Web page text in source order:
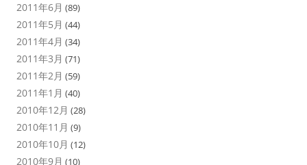
2011年6月 (89)
2011年5月 (44)
2011年4月 (34)
2011年3月 (71)
2011年2月 (59)
2011年1月 (40)
2010年12月 (28)
2010年11月 (9)
2010年10月 (12)
2010年9月 (10)